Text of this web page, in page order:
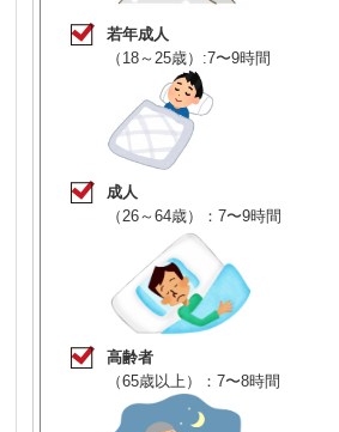
若年成人
（18～25歳）:7〜9時間
成人
（26～64歳）：7〜9時間
高齢者
（65歳以上）：7〜8時間